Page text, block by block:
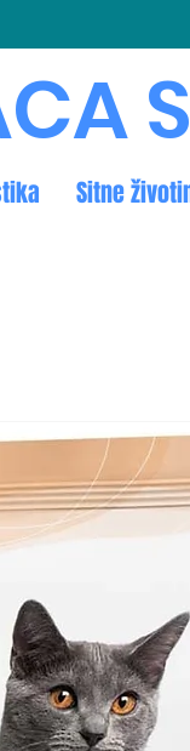
Sitne